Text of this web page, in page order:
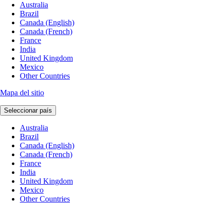
Australia
Brazil
Canada (English)
Canada (French)
France
India
United Kingdom
Mexico
Other Countries
Mapa del sitio
Seleccionar país
Australia
Brazil
Canada (English)
Canada (French)
France
India
United Kingdom
Mexico
Other Countries